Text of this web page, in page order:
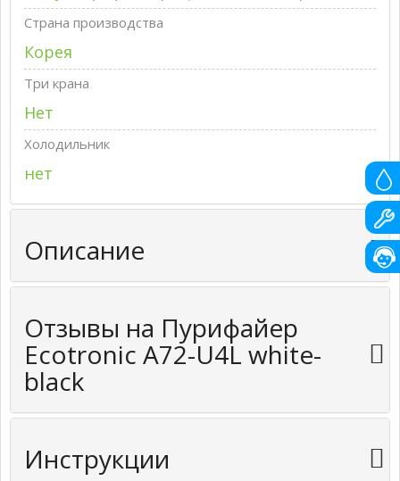
Страна производства
Корея
Три крана
Нет
Холодильник
нет
Описание
Отзывы на Пурифайер
Ecotronic A72-U4L white-
black
Инструкции